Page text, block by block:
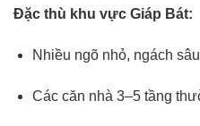
Đặc thù khu vực Giáp Bát:
Nhiều ngõ nhỏ, ngách
Các căn nhà 3–5 tầng